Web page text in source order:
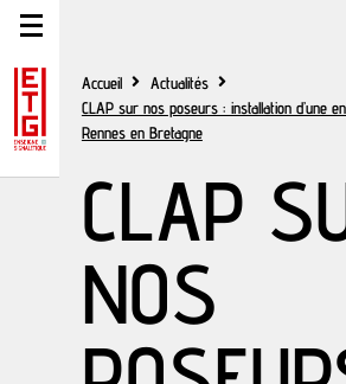
Accueil
Actualités
CLAP sur nos poseurs : installation d’une
Rennes en Bretagne
CLAP
NOS